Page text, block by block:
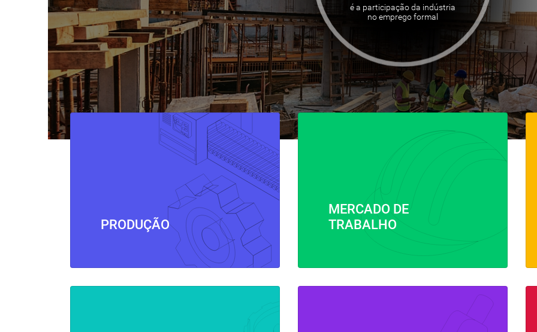
é a participação da indústria
no emprego formal
PRODUÇÃO
MERCADO DE
TRABALHO